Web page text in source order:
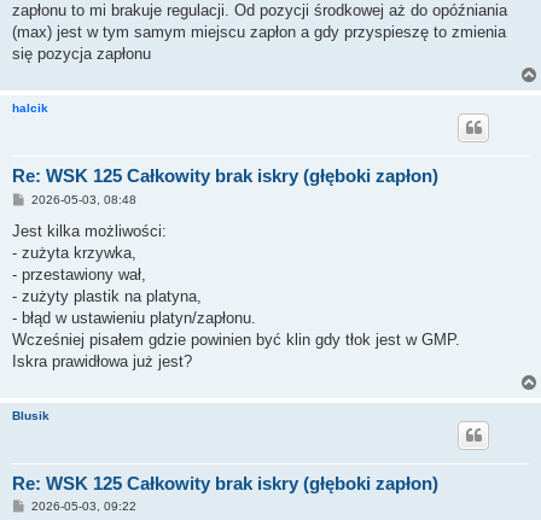
zapłonu to mi brakuje regulacji. Od pozycji środkowej aż do opóźniania
(max) jest w tym samym miejscu zapłon a gdy przyspieszę to zmienia
się pozycja zapłonu
halcik
Re: WSK 125 Całkowity brak iskry (głęboki zapłon)
P
s
2026-05-03, 08:48
Jest kilka możliwości:
- zużyta krzywka,
- przestawiony wał,
- zużyty plastik na platyna,
- błąd w ustawieniu platyn/zapłonu.
Wcześniej pisałem gdzie powinien być klin gdy tłok jest w GMP.
Iskra prawidłowa już jest?
Blusik
Re: WSK 125 Całkowity brak iskry (głęboki zapłon)
P2026-05-03, 09:22